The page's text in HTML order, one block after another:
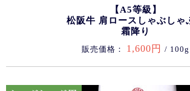
【A5等級】
松阪牛 肩ロースしゃぶしゃ
霜降り
販売価格： 1,600円 / 100g